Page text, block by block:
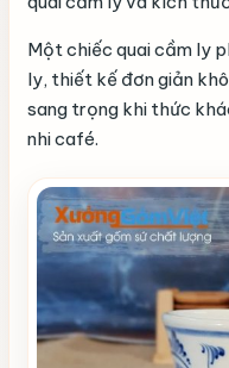
Một chiếc quai cầm ly
ly, thiết kế đơn giản
sang trọng khi thức
nhi café.